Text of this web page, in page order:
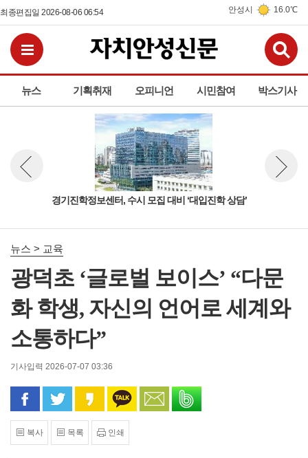
최종편집일 2026-08-06 06:54 안성시 16.0℃
뉴스 기획취재 오피니언 시민참여 박스기사
전체메뉴보기
경기진학정보센터, 수시 모집 대비 ‘대입진학 상담’
뉴스 이전보기
뉴스 > 교육
광덕초 ‘글로벌 보이스’ “다문
화 학생, 자신의 언어로 세계와
소통하다”
기사입력 2026-07-07 03:36
페이스북으로 공유
트위터로 공유카카오 스토리로 공유
카카오톡으로 공유
문자로 공유
복사 목록 인쇄